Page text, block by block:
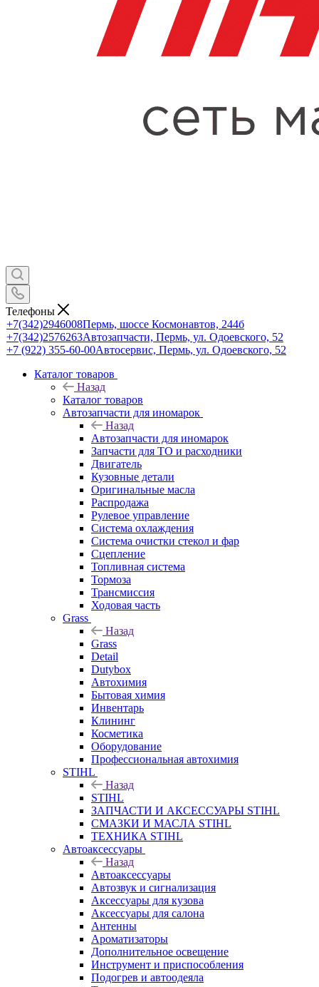
Телефоны
+7(342)2946008Пермь, шоссе Космонавтов, 244б
+7(342)2576263Автозапчасти, Пермь, ул. Одоевского, 52
+7 (922) 355-60-00Автосервис, Пермь, ул. Одоевского, 52
Каталог товаров
Назад
Каталог товаров
Автозапчасти для иномарок
Назад
Автозапчасти для иномарок
Запчасти для ТО и расходники
Двигатель
Кузовные детали
Оригинальные масла
Распродажа
Рулевое управление
Система охлаждения
Система очистки стекол и фар
Сцепление
Топливная система
Тормоза
Трансмиссия
Ходовая часть
Grass
Назад
Grass
Detail
Dutybox
Автохимия
Бытовая химия
Инвентарь
Клининг
Косметика
Оборудование
Профессиональная автохимия
STIHL
Назад
STIHL
ЗАПЧАСТИ И АКСЕССУАРЫ STIHL
СМАЗКИ И МАСЛА STIHL
ТЕХНИКА STIHL
Автоаксессуары
Назад
Автоаксессуары
Автозвук и сигнализация
Аксессуары для кузова
Аксессуары для салона
Антенны
Ароматизаторы
Дополнительное освещение
Инструмент и приспособления
Подогрев и автоодеяла